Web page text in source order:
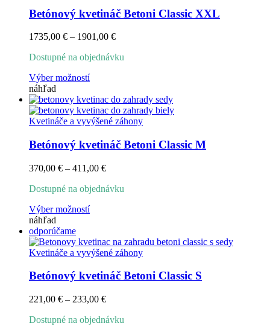
Betónový kvetináč Betoni Classic XXL
1735,00 € – 1901,00 €Price
1735,00 €
Dostupné na objednávku
Výber možnostíTento
má
viacero
variantov.
si
môžete
vybrať
na
stránke
produktu.
náhľad
Kvetináče a vyvýšené záhony
Betónový kvetináč Betoni Classic M
370,00 € – 411,00 €Price
370,00 €
Dostupné na objednávku
Výber možnostíTento
viacero
variantov.
si
vybrať
stránke
produktu.
náhľad
odporúčame
Kvetináče a vyvýšené záhony
Betónový kvetináč Betoni Classic S
221,00 € – 233,00 €Price
221,00 €
Dostupné na objednávku